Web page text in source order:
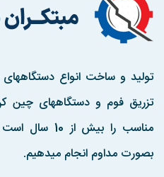
تولید و ساخت انواع
تزریق فوم و دستگاههای چین
مناسب را
بصورت مداوم انجام میدهیم.